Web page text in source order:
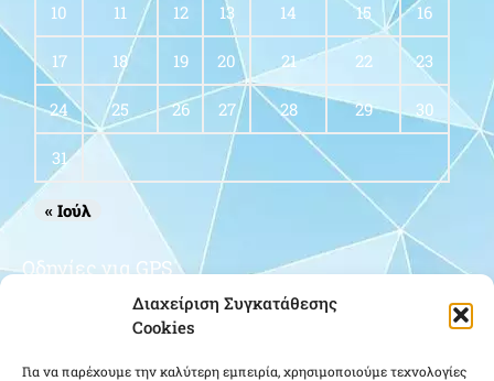
Διαχείριση Συγκατάθεσης
Cookies
Για να παρέχουμε την καλύτερη εμπειρία, χρησιμοποιούμε τεχνολογίες
10 11 12 13 14 15 16
17 18 19 20 21 22 23
24 25 26 27 28 29 30
31
« Ιούλ
Οδηγίες για GPS